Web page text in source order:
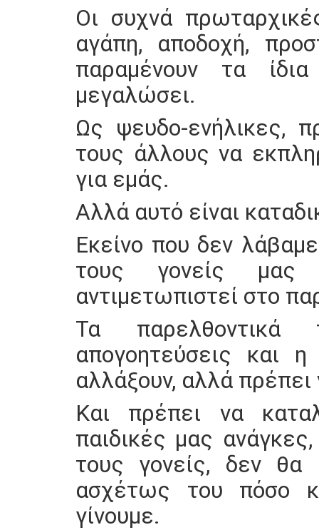
Οι συχνά
αγάπη, αποδοχή,
παραμένουν τα
μεγαλώσει.
Ως ψευδο-ενήλικες,
τους άλλους να
για εμάς.
Αλλά αυτό είναι
Εκείνο που δεν
τους γονείς
αντιμετωπιστεί στο
Τα
απογοητεύσεις και
αλλάξουν, αλλά
Και πρέπει να
παιδικές μας
τους γονείς, δεν θα
ασχέτως του πόσο
γίνουμε.